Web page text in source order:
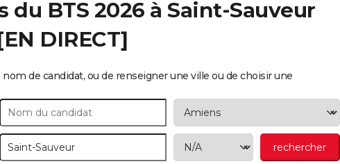
du BTS 2026 à Saint-Sauveur
DIRECT]
de candidat, ou de renseigner une ville ou de choisir une